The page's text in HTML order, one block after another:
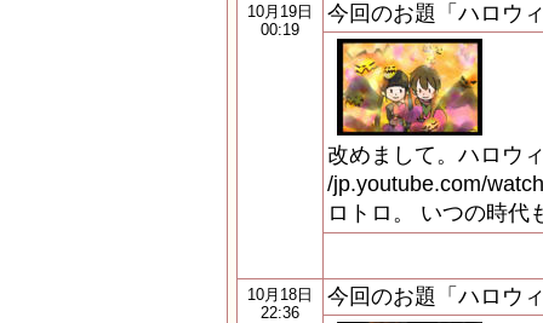
10月19日
00:19
今回のお題「ハロウ
改めまして。ハロウ
/jp.youtube.com/
ロトロ。 いつの時代
10月18日
22:36
今回のお題「ハロウ